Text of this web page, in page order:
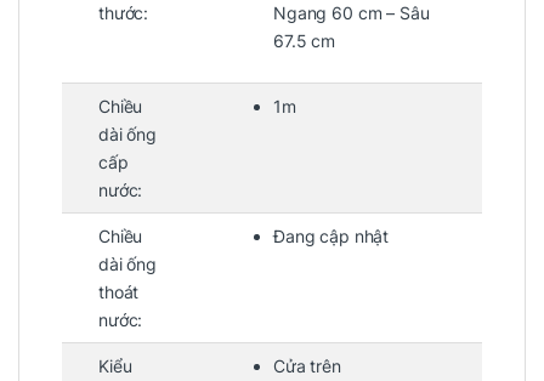
thước:
Ngang 60 cm – Sâu
67.5 cm
Chiều
dài ống
cấp
nước:
1m
Chiều
dài ống
thoát
nước:
Đang cập nhật
Kiểu
Cửa trên